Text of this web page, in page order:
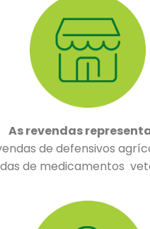
As revendas
de defensivos
de medicamentos